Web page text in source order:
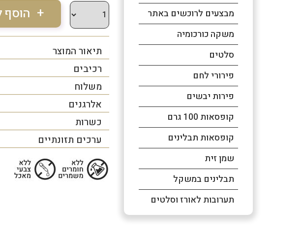
תיאור המוצר
רכיבים
משלוח
אלרגנים
כשרות
ערכים תזונתיים
מבצעים לרוכשים באתר
משקה כורכומיה
סלטים
פירורי לחם
פירות יבשים
קופסאות 100 גרם
קופסאות תבלינים
שמן זית
תבלינים במשקל
תערובות לאורז וסלטים